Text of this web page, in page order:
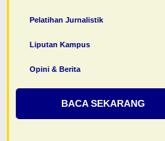
Pelatihan Jurnalistik
Liputan Kampus
Opini & Berita
BACA SEKARANG